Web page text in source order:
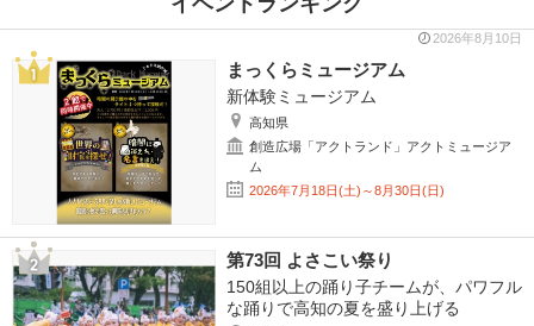
2026年8月10日
まっくらミュージアム
新体験ミュージアム
高知県
創造広場「アクトランド」アクトミュージア
ム
2026年7月18日(土)～8月30日(日)
第73回 よさこい祭り
150組以上の踊り子チームが、パワフル
な踊りで高知の夏を盛り上げる